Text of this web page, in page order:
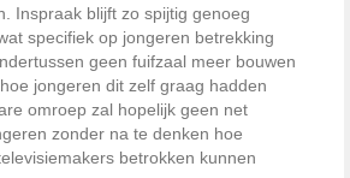
Inspraak blijft zo spijtig genoeg
specifiek op jongeren betrekking
geen fuifzaal meer bouwen
jongeren dit zelf graag hadden
omroep zal hopelijk geen net
zonder na te denken hoe
betrokken kunnen